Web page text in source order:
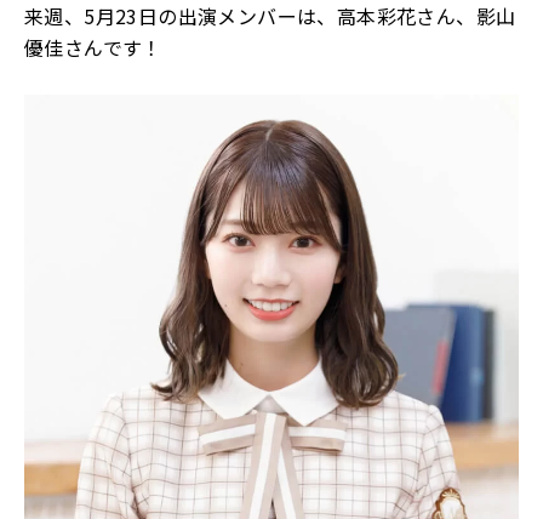
来週、 5月23日の出演メンバーは、高本彩花さん、影山
優佳さんです！